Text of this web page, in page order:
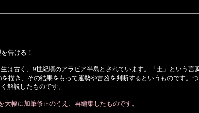
告げる！
古く、9世紀頃のアラビア半島とされています。「土」という言
描き、その結果をもって運勢や吉凶を判断するというものです。
解説したものです。
幅に加筆修正のうえ、再編集したものです。